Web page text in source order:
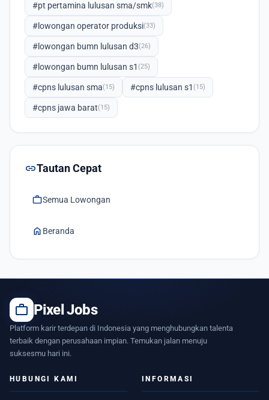
#pt pertamina lulusan sma/smk(38)
#lowongan operator produksi(33)
#lowongan bumn lulusan d3(26)
#lowongan bumn lulusan s1 (25)
#cpns lulusan sma(15) #cpns lulusan s1 (15)
#cpns jawa barat(15)
linkTautan Cepat
workSemua Lowongan
home Beranda
work Pixel Jobs
Platform karir terdepan di Indonesia yang menghubungkan talenta
terbaik dengan perusahaan impian. Temukan jalan menuju
suksesmu hari ini.
HUBUNGI KAMI INFORMASI